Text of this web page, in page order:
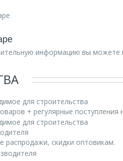
информацию вы можете
для строительства
+ регулярные поступления
скидки оптовикам.